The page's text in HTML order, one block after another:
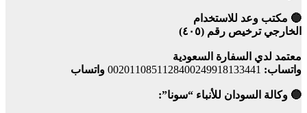
🔵 مكتب وعد للاستخدام
الخارجي ترخيص رقم (٤٠٥)
معتمد لدي السفارة السعودية
واتساب: 0020110851128400249918133441 واتساب
🔵 وكالة السودان للأنباء “سونا”: